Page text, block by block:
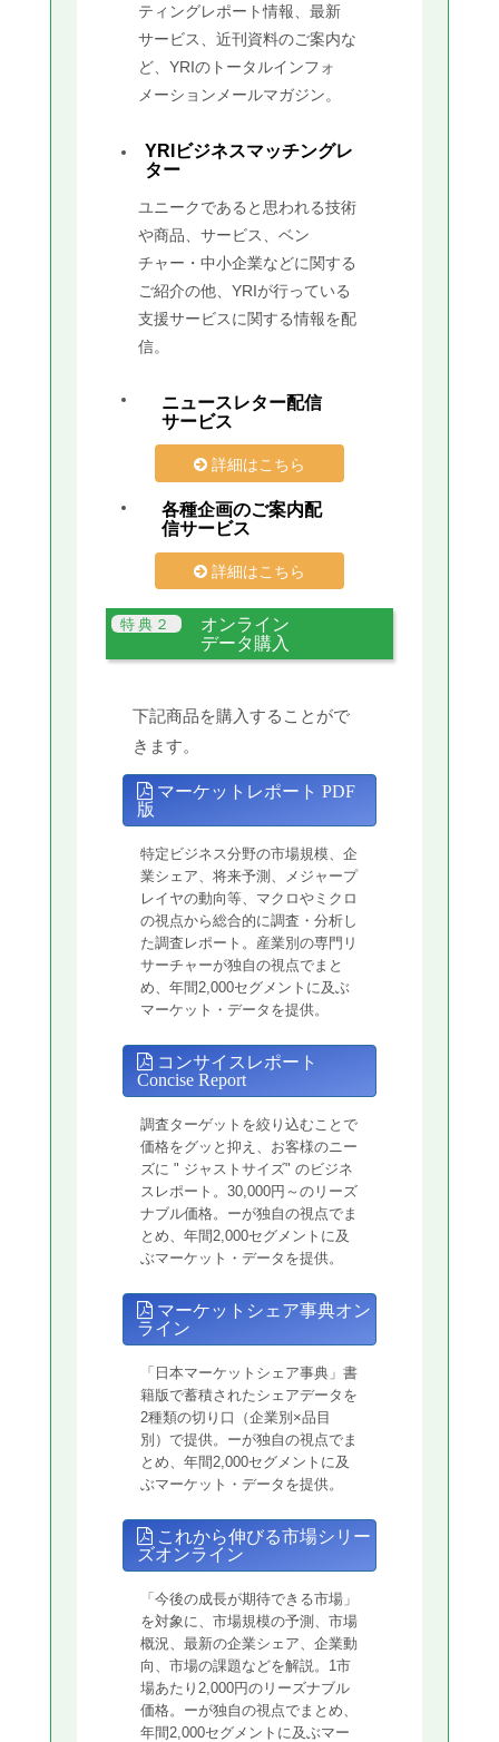
ティングレポート情報、最新
サービス、近刊資料のご案内な
ど、YRIのトータルインフォ
メーションメールマガジン。
YRIビジネスマッチングレ
ター
ユニークであると思われる技術
や商品、サービス、ベン
チャー・中小企業などに関する
ご紹介の他、YRIが行っている
支援サービスに関する情報を配
信。
ニュースレター配信
サービス
詳細はこちら
各種企画のご案内配
信サービス
詳細はこちら
オンライン
データ購入
下記商品を購入することがで
きます。
マーケットレポート PDF
版
特定ビジネス分野の市場規模、企
業シェア、将来予測、メジャープ
レイヤの動向等、マクロやミクロ
の視点から総合的に調査・分析し
た調査レポート。産業別の専門リ
サーチャーが独自の視点でまと
め、年間2,000セグメントに及ぶ
マーケット・データを提供。
コンサイスレポート
Concise Report
調査ターゲットを絞り込むことで
価格をグッと抑え、お客様のニー
ズに " ジャストサイズ" のビジネ
スレポート。30,000円～のリーズ
ナブル価格。ーが独自の視点でま
とめ、年間2,000セグメントに及
ぶマーケット・データを提供。
マーケットシェア事典オン
ライン
「日本マーケットシェア事典」書
籍版で蓄積されたシェアデータを
2種類の切り口（企業別×品目
別）で提供。ーが独自の視点でま
とめ、年間2,000セグメントに及
ぶマーケット・データを提供。
これから伸びる市場シリー
ズオンライン
「今後の成長が期待できる市場」
を対象に、市場規模の予測、市場
概況、最新の企業シェア、企業動
向、市場の課題などを解説。1市
場あたり2,000円のリーズナブル
価格。ーが独自の視点でまとめ、
年間2,000セグメントに及ぶマー